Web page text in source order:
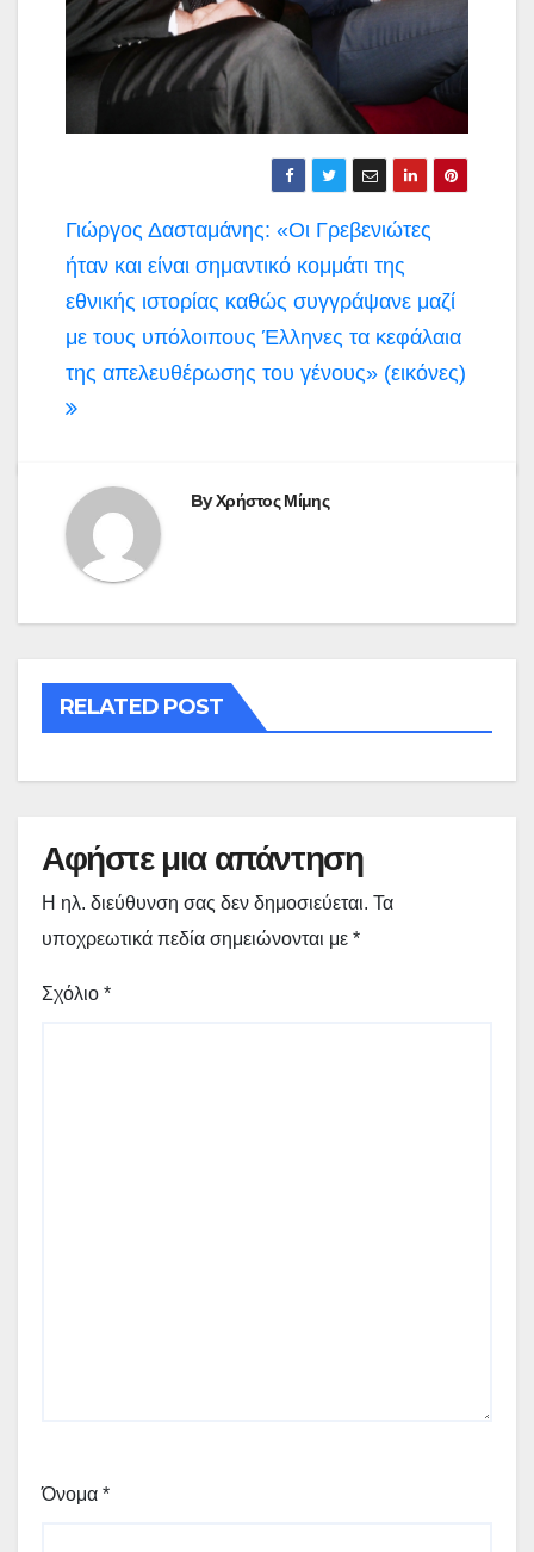
Πλοήγηση
άρθρων
Γιώργος Δασταμάνης: «Οι Γρεβενιώτες
ήταν και είναι σημαντικό κομμάτι της
εθνικής ιστορίας καθώς συγγράψανε μαζί
με τους υπόλοιπους Έλληνες τα κεφάλαια
της απελευθέρωσης του γένους» (εικόνες)
ByΧρήστος Μίμης
RELATED POST
Αφήστε μια απάντηση
Η ηλ. διεύθυνση σας δεν δημοσιεύεται. Τα
υποχρεωτικά πεδία σημειώνονται με *
Σχόλιο *
Όνομα *